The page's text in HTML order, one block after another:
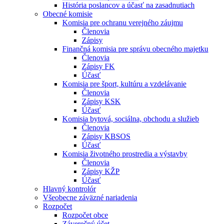
História poslancov a účasť na zasadnutiach
Obecné komisie
Komisia pre ochranu verejného záujmu
Členovia
Zápisy
Finančná komisia pre správu obecného majetku
Členovia
Zápisy FK
Účasť
Komisia pre šport, kultúru a vzdelávanie
Členovia
Zápisy KSK
Účasť
Komisia bytová, sociálna, obchodu a služieb
Členovia
Zápisy KBSOS
Účasť
Komisia životného prostredia a výstavby
Členovia
Zápisy KŽP
Účasť
Hlavný kontrolór
Všeobecne záväzné nariadenia
Rozpočet
Rozpočet obce